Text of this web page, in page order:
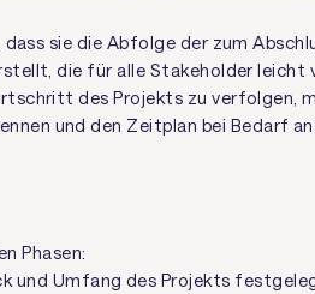
sie die Abfolge der zum
die für alle Stakeholder leicht
des Projekts zu verfolgen,
und den Zeitplan bei Bedarf
Phasen:
und Umfang des Projekts